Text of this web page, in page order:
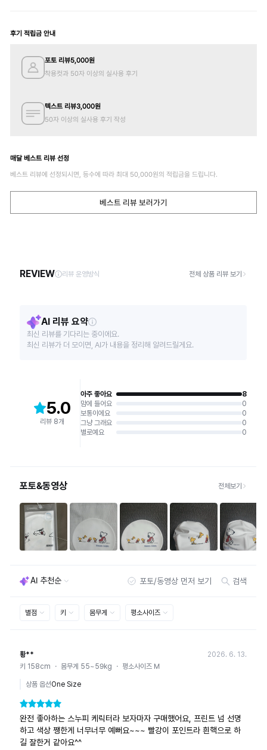
후기 적립금 안내
포토 리뷰5,000원
착용컷과 50자 이상의 실사용 후기
텍스트 리뷰3,000원
50자 이상의 실사용 후기 작성
매달 베스트 리뷰 선정
베스트 리뷰에 선정되시면, 등수에 따라 최대 50,000원의 적립금을 드립니다.
베스트 리뷰 보러가기